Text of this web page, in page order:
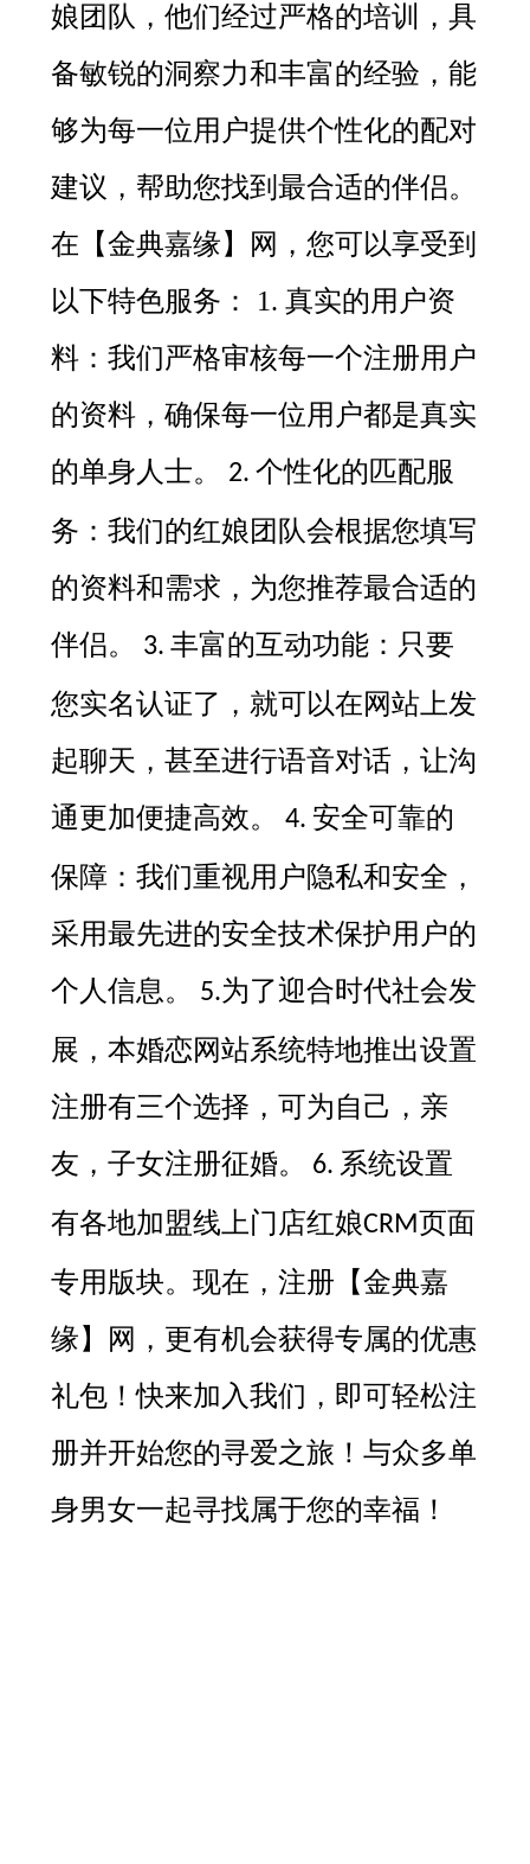
娘团队，他们经过严格的培训，具
备敏锐的洞察力和丰富的经验，能
够为每一位用户提供个性化的配对
建议，帮助您找到最合适的伴侣。
在【金典嘉缘】网，您可以享受到
以下特色服务：
1. 真实的用户资
料：我们严格审核每一个注册用户
的资料，确保每一位用户都是真实
的单身人士。
2. 个性化的匹配服
务：我们的红娘团队会根据您填写
的资料和需求，为您推荐最合适的
伴侣。
3. 丰富的互动功能：只要
您实名认证了，就可以在网站上发
起聊天，甚至进行语音对话，让沟
通更加便捷高效。 4. 安全可靠的
保障：我们重视用户隐私和安全，
采用最先进的安全技术保护用户的
个人信息。
5.为了迎合时代社会发
展，本婚恋网站系统特地推出设置
注册有三个选择，可为自己，亲
友，子女注册征婚。
6. 系统设置
有各地加盟线上门店红娘CRM页面
专用版块。现在，注册【金典嘉
缘】网，更有机会获得专属的优惠
礼包！快来加入我们，即可轻松注
册并开始您的寻爱之旅！与众多单
身男女一起寻找属于您的幸福！